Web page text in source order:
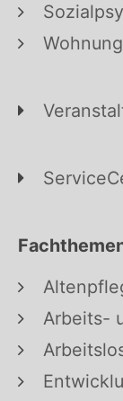
Arbeits-